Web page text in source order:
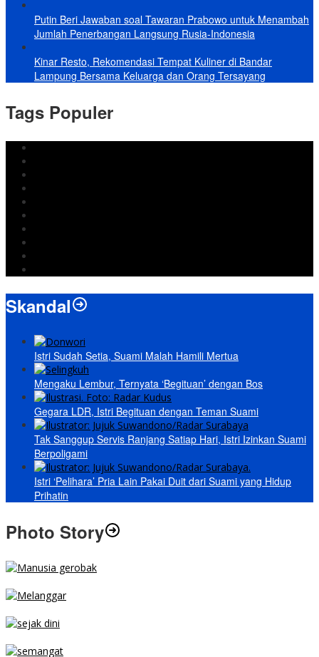
Putin Beri Jawaban soal Tawaran Prabowo untuk Menambah
Jumlah Penerbangan Langsung Rusia-Indonesia
Kinar Resto, Rekomendasi Tempat Kuliner di Bandar
Lampung Bersama Keluarga dan Orang Tersayang
Tags Populer
Skandal
Istri Sudah Setia, Suami Malah Hamili Mertua
Mengaku Lembur, Ternyata ‘Begituan’ dengan Bos
Gegara LDR, Istri Begituan dengan Teman Suami
Tak Sanggup Servis Ranjang Satiap Hari, Istri Izinkan Suami
Berpoligami
Istri ‘Pelihara’ Pria Lain Pakai Duit dari Suami yang Hidup
Prihatin
Photo Story